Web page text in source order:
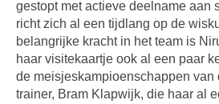
gestopt met actieve deelname aan
richt zich al een tijdlang op de
belangrijke kracht in het team is
haar visitekaartje ook al een paar
de meisjeskampioenschappen van
trainer, Bram Klapwijk, die haar al